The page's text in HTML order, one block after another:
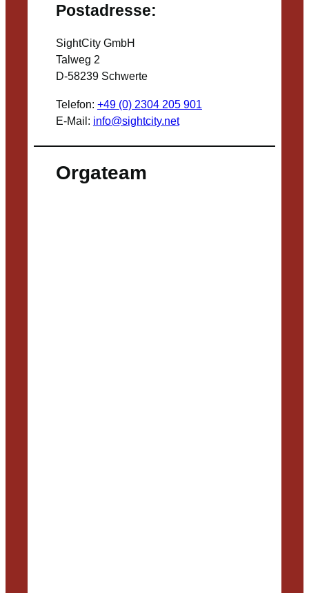
Postadresse:
SightCity GmbH
Talweg 2
D-58239 Schwerte
Telefon: +49 (0) 2304 205 901
E-Mail: info@sightcity.net
Orgateam